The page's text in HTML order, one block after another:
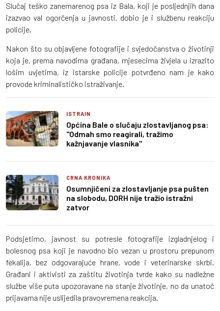
Slučaj teško zanemarenog psa iz Bala, koji je posljednjih dana
izazvao val ogorčenja u javnosti, dobio je i službenu reakciju
policije.
Nakon što su objavljene fotografije i svjedočanstva o životinji
koja je, prema navodima građana, mjesecima živjela u izrazito
lošim uvjetima, iz istarske policije potvrđeno nam je kako
provode kriminalističko istraživanje.
ISTRAIN
Općina Bale o slučaju zlostavljanog psa:
"Odmah smo reagirali, tražimo
kažnjavanje vlasnika"
CRNA KRONIKA
Osumnjičeni za zlostavljanje psa pušten
na slobodu, DORH nije tražio istražni
zatvor
Podsjetimo, javnost su potresle fotografije izgladnjelog i
bolesnog psa koji je navodno bio vezan u prostoru prepunom
fekalija, bez odgovarajuće hrane, vode i veterinarske skrbi.
Građani i aktivisti za zaštitu životinja tvrde kako su nadležne
službe više puta upozoravane na stanje životinje, no da unatoč
prijavama nije uslijedila pravovremena reakcija.